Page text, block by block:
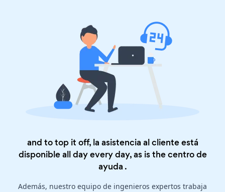
and to top it off, la asistencia al cliente está
disponible all day every day, as is thecentro de
ayuda .
Además, nuestro equipo de ingenieros expertos trabaja